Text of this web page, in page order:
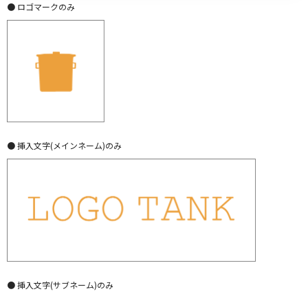
● ロゴマークのみ
● 挿入文字(メインネーム)のみ
● 挿入文字(サブネーム)のみ